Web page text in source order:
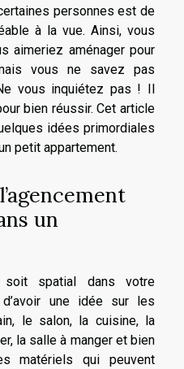
personnes est de
à la vue. Ainsi, vous
aimeriez aménager pour
vous ne savez pas
vous inquiétez pas ! Il
bien réussir. Cet article
idées primordiales
petit appartement.
un
soit spatial dans votre
une idée sur les
le salon, la cuisine, la
la salle à manger et bien
matériels qui peuvent